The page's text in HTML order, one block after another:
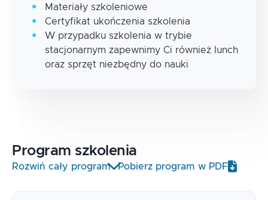
Materiały szkoleniowe
Certyfikat ukończenia szkolenia
W przypadku szkolenia w trybie
stacjonarnym zapewnimy Ci również lunch
oraz sprzęt niezbędny do nauki
Program szkolenia
Rozwiń cały program Pobierz program w PDF